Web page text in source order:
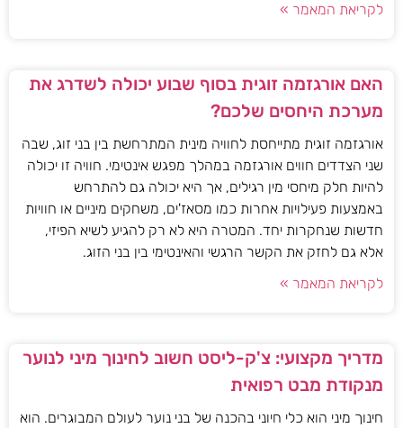
לקריאת המאמר »
האם אורגזמה זוגית בסוף שבוע יכולה לשדרג את
מערכת היחסים שלכם?
אורגזמה זוגית מתייחסת לחוויה מינית המתרחשת בין בני זוג, שבה
שני הצדדים חווים אורגזמה במהלך מפגש אינטימי. חוויה זו יכולה
להיות חלק מיחסי מין רגילים, אך היא יכולה גם להתרחש
באמצעות פעילויות אחרות כמו מסאז'ים, משחקים מיניים או חוויות
חדשות שנחקרות יחד. המטרה היא לא רק להגיע לשיא הפיזי,
אלא גם לחזק את הקשר הרגשי והאינטימי בין בני הזוג.
לקריאת המאמר »
מדריך מקצועי: צ'ק-ליסט חשוב לחינוך מיני לנוער
מנקודת מבט רפואית
חינוך מיני הוא כלי חיוני בהכנה של בני נוער לעולם המבוגרים. הוא